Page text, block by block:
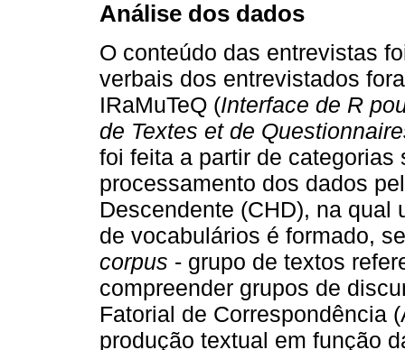
Análise dos dados
O conteúdo das entrevistas
verbais dos entrevistados
IRaMuTeQ (Interface de R
de Textes et de
foi feita a partir de
processamento dos dados
Descendente (CHD), na
de vocabulários é formado,
corpus - grupo de textos
compreender grupos de
Fatorial de Correspondência
produção textual em função